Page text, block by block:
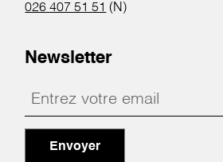
026 407 51 51 (N)
Newsletter
Envoyer